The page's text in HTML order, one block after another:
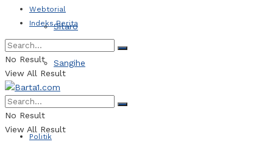
Sitaro
Sangihe
Politik
Webtorial
Indeks Berita
No Result
View All Result
No Result
View All Result